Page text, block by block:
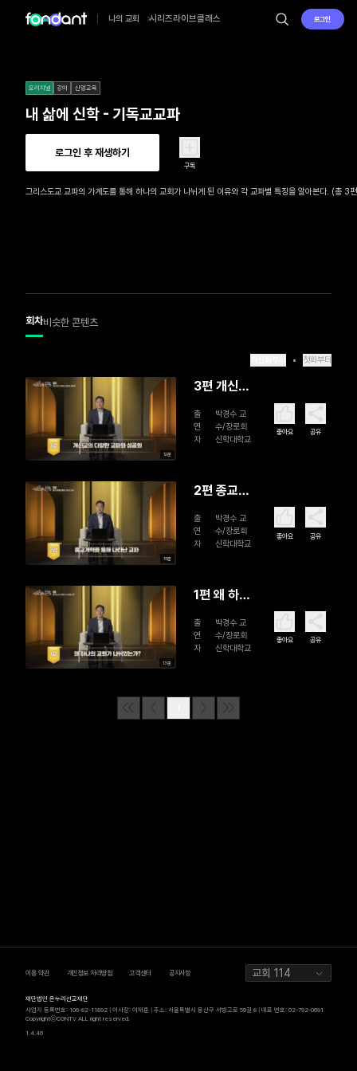
나의 교회 시리즈라이브클래스 로그인
오리지널 강의 신앙교육
내 삶에 신학 - 기독교교파
로그인 후 재생하기
구독
그리스도교 교파의 가계도를 통해 하나의 교회가 나뉘게 된 이유와 각 교파별 특징을 알아본다. (총 3
회차비슷한 콘텐츠
첫화부터
12분
3편 개신교
교파와 성
공회 (완)
출
연
자
박경수 교
수/장로회
신학대학교
좋아요 공유
15분
2편 종교개
나타난 교
파
출
연
자
박경수 교
수/장로회
신학대학교
좋아요 공유
13분
1편 왜 하나
나뉘었는
가?
출
연
자
박경수 교
수/장로회
신학대학교
좋아요 공유
이용 약관 개인정보 처리방침 고객센터 공지사항 교회 114
재단법인 온누리선교재단
사업자 등록번호: 106-82-11892 | 이사장: 이재훈 | 주소: 서울특별시 용산구 서빙고로 59길 8 | 대표 번호: 02-792-0691
CopyrightⓒCGNTV ALL right reserved.
1.4.46